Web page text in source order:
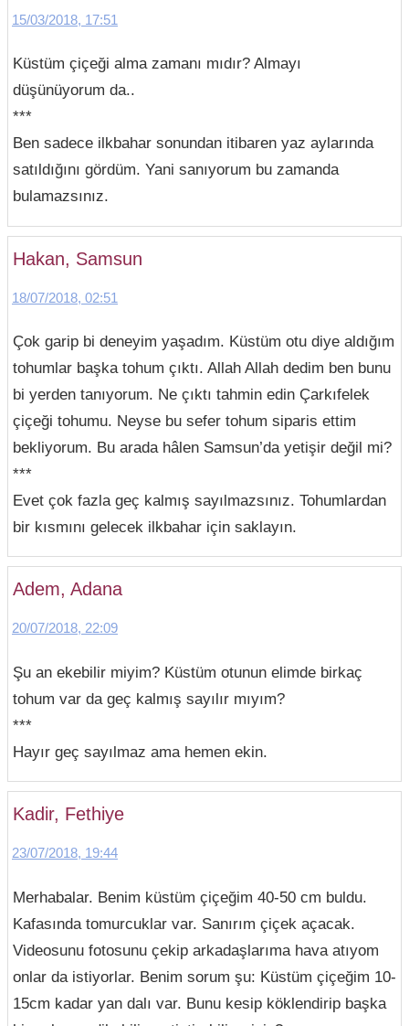
15/03/2018, 17:51
Küstüm çiçeği alma zamanı mıdır? Almayı
düşünüyorum da..
***
Ben sadece ilkbahar sonundan itibaren yaz aylarında
satıldığını gördüm. Yani sanıyorum bu zamanda
bulamazsınız.
Hakan, Samsun
18/07/2018, 02:51
Çok garip bi deneyim yaşadım. Küstüm otu diye aldığım
tohumlar başka tohum çıktı. Allah Allah dedim ben bunu
bi yerden tanıyorum. Ne çıktı tahmin edin Çarkıfelek
çiçeği tohumu. Neyse bu sefer tohum siparis ettim
bekliyorum. Bu arada hâlen Samsun’da yetişir değil mi?
***
Evet çok fazla geç kalmış sayılmazsınız. Tohumlardan
bir kısmını gelecek ilkbahar için saklayın.
Adem, Adana
20/07/2018, 22:09
Şu an ekebilir miyim? Küstüm otunun elimde birkaç
tohum var da geç kalmış sayılır mıyım?
***
Hayır geç sayılmaz ama hemen ekin.
Kadir, Fethiye
23/07/2018, 19:44
Merhabalar. Benim küstüm çiçeğim 40-50 cm buldu.
Kafasında tomurcuklar var. Sanırım çiçek açacak.
Videosunu fotosunu çekip arkadaşlarıma hava atıyom
onlar da istiyorlar. Benim sorum şu: Küstüm çiçeğim 10-
15cm kadar yan dalı var. Bunu kesip köklendirip başka